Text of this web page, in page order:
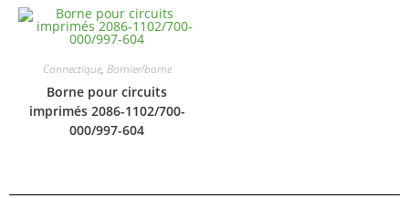
Connectique, Bornier/borne
Borne pour circuits
imprimés 2086-1102/700-
000/997-604